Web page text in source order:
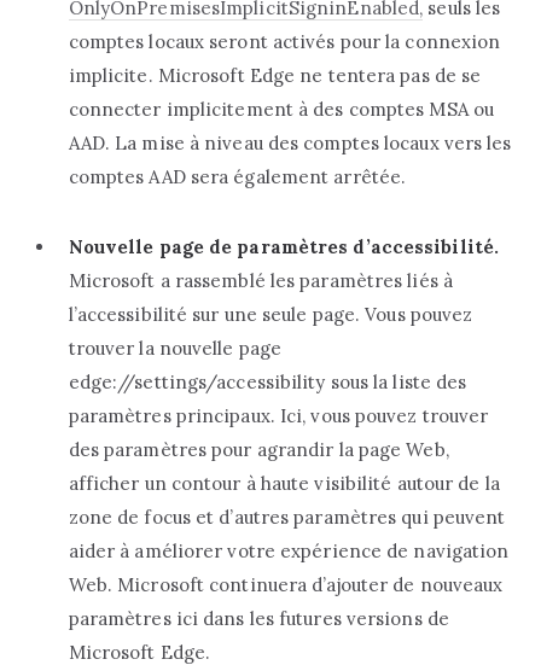
OnlyOnPremisesImplicitSigninEnabled,‎ ‎ seuls les
comptes locaux seront activés pour la connexion
implicite. Microsoft Edge ne tentera pas de se
connecter implicitement à des comptes MSA ou
AAD. La mise à niveau des comptes locaux vers les
comptes AAD sera également arrêtée.‎
‎Nouvelle page de paramètres d’accessibilité.‎
Microsoft a rassemblé les paramètres liés à
l’accessibilité sur une seule page. Vous pouvez
trouver la nouvelle page
edge://settings/accessibility sous la liste des
paramètres principaux. Ici, vous pouvez trouver
des paramètres pour agrandir la page Web,
afficher un contour à haute visibilité autour de la
zone de focus et d’autres paramètres qui peuvent
aider à améliorer votre expérience de navigation
Web. Microsoft continuera d’ajouter de nouveaux
paramètres ici dans les futures versions de
Microsoft Edge.‎